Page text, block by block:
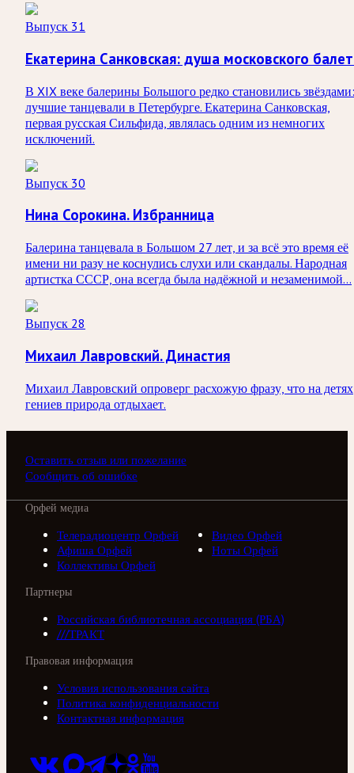
Выпуск 31
Екатерина Санковская: душа московского
В XIX веке балерины Большого редко становились звёздами:
лучшие танцевали в Петербурге. Екатерина Санковская,
первая русская Сильфида, являлась одним из немногих
исключений.
Выпуск 30
Нина Сорокина. Избранница
Балерина танцевала в Большом 27 лет, и за всё это время её
имени ни разу не коснулись слухи или скандалы. Народная
артистка СССР, она всегда была надёжной и незаменимой...
Выпуск 28
Михаил Лавровский. Династия
Михаил Лавровский опроверг расхожую фразу, что на детях
гениев природа отдыхает.
Оставить отзыв или пожелание
Сообщить об ошибке
Орфей медиа
Телерадиоцентр Орфей
Видео Орфей
Афиша Орфей
Ноты Орфей
Коллективы Орфей
Партнеры
Российская библиотечная ассоциация (РБА)
///ТРАКТ
Правовая информация
Условия использования сайта
Политика конфиденциальности
Контактная информация